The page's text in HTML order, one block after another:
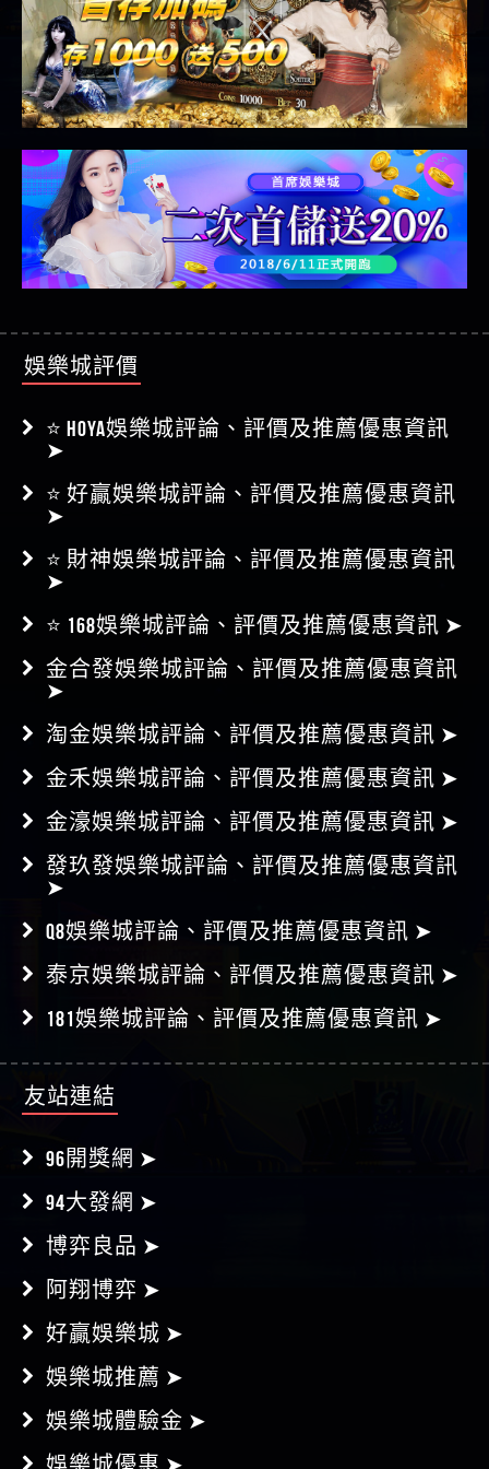
⭐ HOYA娛樂城評論、評價及推薦優惠資訊
⭐ 好贏娛樂城評論、評價及推薦優惠資訊
➤
⭐ 財神娛樂城評論、評價及推薦優惠資訊
➤
⭐ 168娛樂城評論、評價及推薦優惠資訊 ➤
金合發娛樂城評論、評價及推薦優惠資訊
淘金娛樂城評論、評價及推薦優惠資訊 ➤
金禾娛樂城評論、評價及推薦優惠資訊 ➤
金濠娛樂城評論、評價及推薦優惠資訊 ➤
發玖發娛樂城評論、評價及推薦優惠資訊
➤
Q8娛樂城評論、評價及推薦優惠資訊 ➤
泰京娛樂城評論、評價及推薦優惠資訊 ➤
181娛樂城評論、評價及推薦優惠資訊 ➤
96開獎網 ➤
94大發網 ➤
博弈良品 ➤
阿翔博弈 ➤
好贏娛樂城 ➤
娛樂城推薦 ➤
娛樂城體驗金 ➤
娛樂城優惠 ➤
娛樂城賺錢分析 ➤